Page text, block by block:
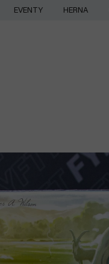
EVENTY HERNA